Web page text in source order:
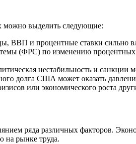
можно выделить следующие:
ВВП и процентные ставки сильно
(ФРС) по изменению
нестабильность и
долга США может оказать
или экономического роста
ряда различных факторов.
на рынке труда.